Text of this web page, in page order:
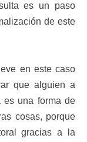
es un paso
de este
en este caso
que alguien a
es una forma de
cosas, porque
gracias a la